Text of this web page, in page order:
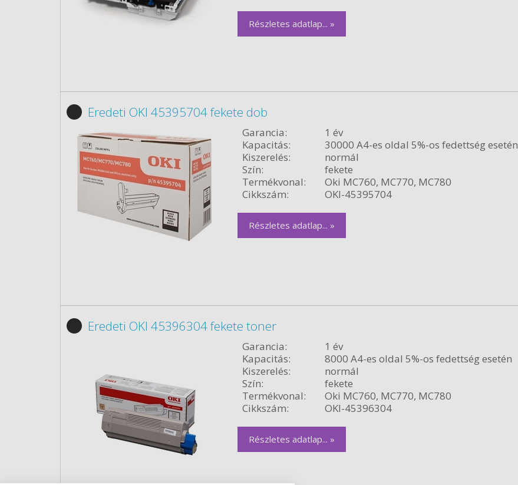
Részletes adatlap... »
Eredeti OKI 45395704 fekete dob
Garancia:
1 év
Kapacitás:
30000 A4-es oldal 5%-os fedettség esetén
Kiszerelés:
normál
Szín:
fekete
Termékvonal:
Oki MC760, MC770, MC780
Cikkszám:
OKI-45395704
Részletes adatlap... »
Eredeti OKI 45396304 fekete toner
Garancia:
1 év
Kapacitás:
8000 A4-es oldal 5%-os fedettség esetén
Kiszerelés:
normál
Szín:
fekete
Termékvonal:
Oki MC760, MC770, MC780
Cikkszám:
OKI-45396304
Részletes adatlap... »